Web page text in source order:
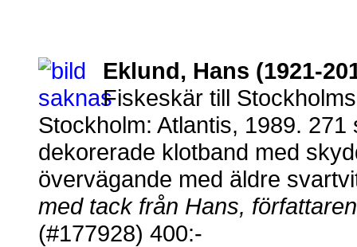
Eklund, Hans (1921-
Fiskeskär till
Stockholm: Atlantis, 1989.
dekorerade klotband med
övervägande med äldre
med tack från Hans,
(#177928) 400:-